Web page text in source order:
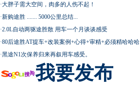
·大胖子需大空间，肉多的人伤不起！
·新购途胜 ....... 5000公里总结...
·2.0L自动两驱途胜散 用车一个月谈谈感受
·80后途胜AT提车+改装案例+心得+审精+必须精哈哈哈..
·黑途N1次保养归来再叙用车感受。
我要发布